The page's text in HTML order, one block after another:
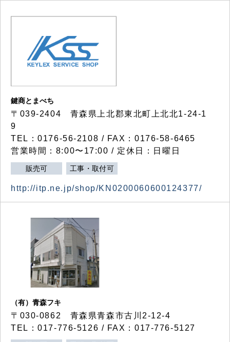
鍵商とまべち
〒039-2404 青森県上北郡東北町上北北1-24-1
9
TEL：0176-56-2108 / FAX：0176-58-6465
営業時間：8:00〜17:00 / 定休日：日曜日
販売可 工事・取付可
http://itp.ne.jp/shop/KN0200060600124377/
（有）青森フキ
〒030-0862 青森県青森市古川2-12-4
TEL：017-776-5126 / FAX：017-776-5127